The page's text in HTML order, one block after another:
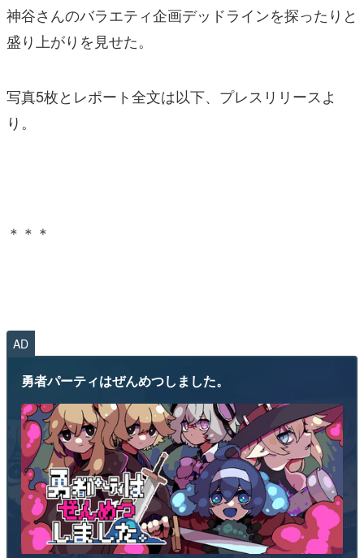
神谷さんのバラエティ企画デッドラインを探ったりと
盛り上がりを見せた。
写真5枚とレポート全文は以下、プレスリリースよ
り。
＊＊＊
AD
勇者パーティはぜんめつしました。